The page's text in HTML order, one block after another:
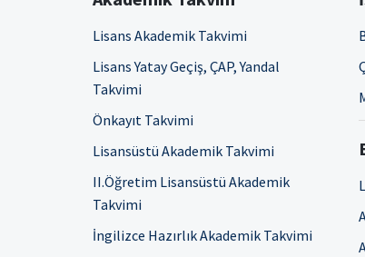
Lisans Akademik Takvimi
Lisans Yatay Geçiş, ÇAP, Yandal
Takvimi
Önkayıt Takvimi
Lisansüstü Akademik Takvimi
II.Öğretim Lisansüstü Akademik
Takvimi
İngilizce Hazırlık Akademik Takvimi